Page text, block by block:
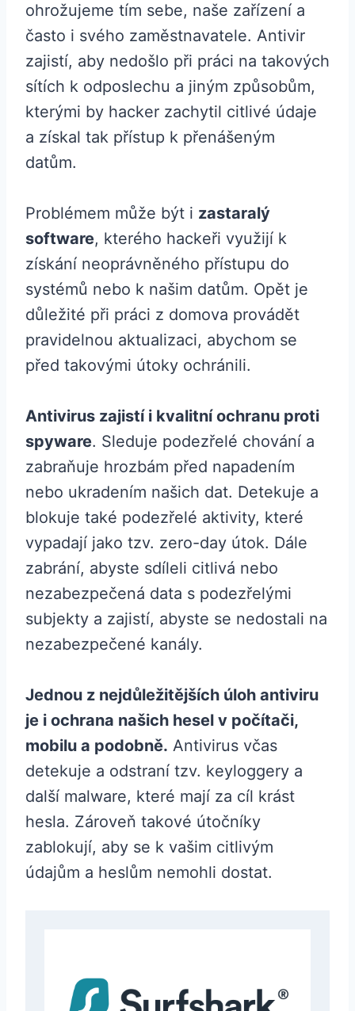
ohrožujeme tím sebe, naše zařízení a
často i svého zaměstnavatele. Antivir
zajistí, aby nedošlo při práci na takových
sítích k odposlechu a jiným způsobům,
kterými by hacker zachytil citlivé údaje
a získal tak přístup k přenášeným
datům.
Problémem může být i zastaralý
software, kterého hackeři využijí k
získání neoprávněného přístupu do
systémů nebo k našim datům. Opět je
důležité při práci z domova provádět
pravidelnou aktualizaci, abychom se
před takovými útoky ochránili.
Antivirus zajistí i kvalitní ochranu proti
spyware. Sleduje podezřelé chování a
zabraňuje hrozbám před napadením
nebo ukradením našich dat. Detekuje a
blokuje také podezřelé aktivity, které
vypadají jako tzv. zero-day útok. Dále
zabrání, abyste sdíleli citlivá nebo
nezabezpečená data s podezřelými
subjekty a zajistí, abyste se nedostali na
nezabezpečené kanály.
Jednou z nejdůležitějších úloh antiviru
je i ochrana našich hesel v počítači,
mobilu a podobně. Antivirus včas
detekuje a odstraní tzv. keyloggery a
další malware, které mají za cíl krást
hesla. Zároveň takové útočníky
zablokují, aby se k vašim citlivým
údajům a heslům nemohli dostat.